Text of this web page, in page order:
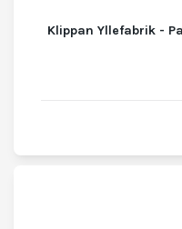
Klippan Yllefabrik -